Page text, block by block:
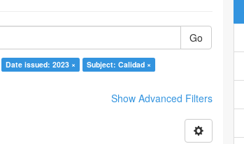
Go
Date issued: 2023 ×
Subject: Calidad ×
Show Advanced Filters